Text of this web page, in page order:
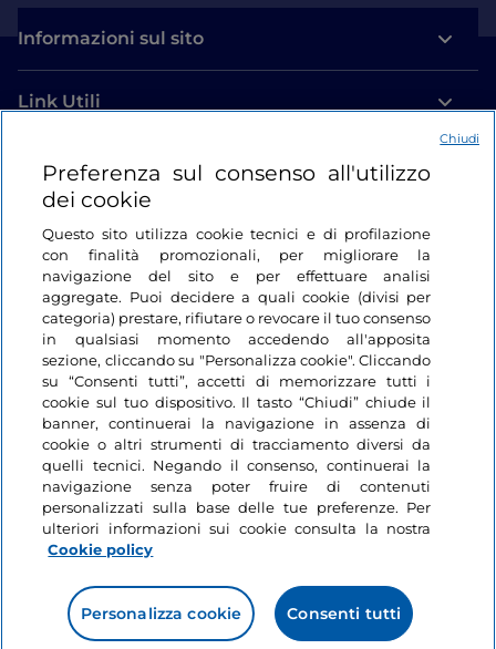
Informazioni sul sito
Link Utili
Login
Restiamo in contatto
Preferenza sul consenso all'utilizzo
dei cookie
Questo sito utilizza cookie tecnici e di profilazione
con finalità promozionali, per migliorare la
navigazione del sito e per effettuare analisi
aggregate. Puoi decidere a quali cookie (divisi per
categoria) prestare, rifiutare o revocare il tuo consenso
in qualsiasi momento accedendo all'apposita
sezione, cliccando su "Personalizza cookie". Cliccando
su “Consenti tutti”, accetti di memorizzare tutti i
cookie sul tuo dispositivo. Il tasto “Chiudi” chiude il
banner, continuerai la navigazione in assenza di
cookie o altri strumenti di tracciamento diversi da
quelli tecnici. Negando il consenso, continuerai la
navigazione senza poter fruire di contenuti
personalizzati sulla base delle tue preferenze. Per
ulteriori informazioni sui cookie consulta la nostra
Cookie policy
Personalizza cookie Consenti tutti
Chiudi